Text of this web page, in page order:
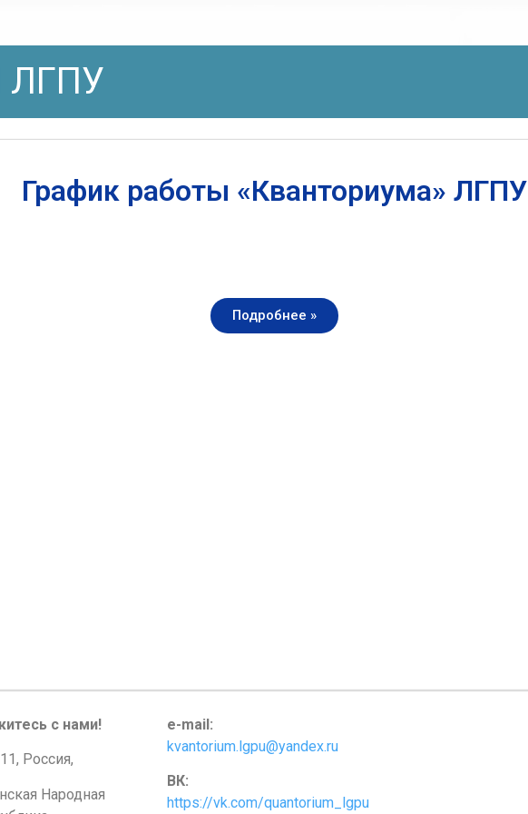
График работы «Кванториума» ЛГПУ
Подробнее »
с нами!
Россия,
Народная
e-mail:
kvantorium.lgpu@yandex.ru
ВК:
https://vk.com/quantorium_lgpu